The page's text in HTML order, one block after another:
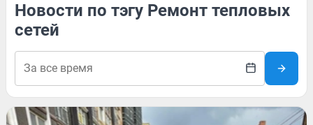
Новости по тэгу Ремонт тепловых
сетей